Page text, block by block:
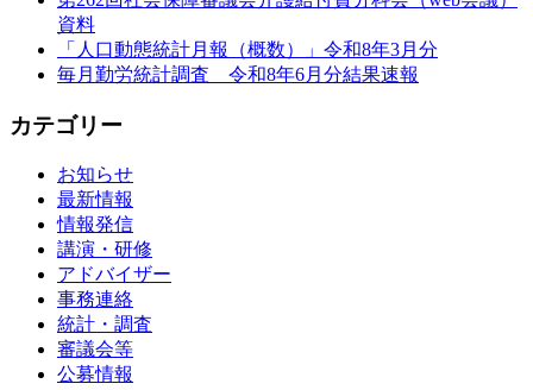
資料
「人口動態統計月報（概数）」令和8年3月分
毎月勤労統計調査 令和8年6月分結果速報
カテゴリー
お知らせ
最新情報
情報発信
講演・研修
アドバイザー
事務連絡
統計・調査
審議会等
公募情報